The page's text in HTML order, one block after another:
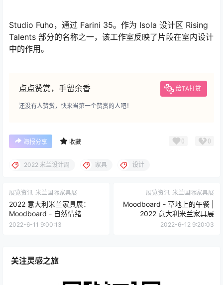
Studio Fuho，通过 Farini 35。作为 Isola 设计区 Rising
Talents 部分的名称之一，该工作室反映了片段在室内设计
中的作用。
点点赞赏，手留余香 给TA打赏
还没有人赞赏，快来当第一个赞赏的人吧！
海报分享 收藏 0 0
2022 米兰设计周 家具 设计
展览资讯 米兰国际家具展
2022 意大利米兰家具展：
Moodboard - 自然情绪
2022-6-11 9:00:13
展览资讯 米兰国际家具展
Moodboard - 草地上的午餐 |
2022 意大利米兰家具展
2022-6-12 9:20:03
关注灵感之旅